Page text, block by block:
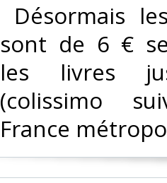
Désormais
sont de 6 €
les livres
(colissimo
France